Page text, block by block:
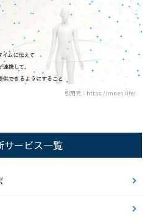
引用元：https://mnes.life/
サービス一覧